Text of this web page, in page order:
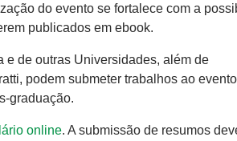
do evento se fortalece com a
publicados em ebook.
e de outras Universidades, além de
podem submeter trabalhos ao evento
graduação.
online. A submissão de resumos